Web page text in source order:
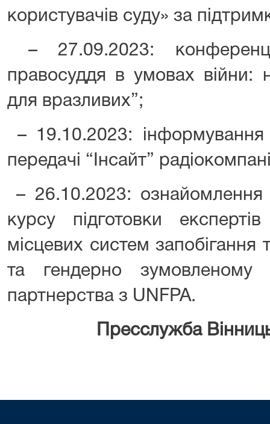
користувачів суду» за
– 27.09.2023:
правосуддя в умовах війни:
для вразливих”;
– 19.10.2023:
передачі “Інсайт”
– 26.10.2023: ознайомлення
курсу підготовки
місцевих систем запобігання
та гендерно
партнерства з UNFPA.
Пресслужба